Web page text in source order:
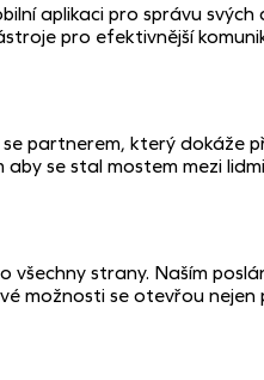
aplikaci pro správu
pro efektivnější
partnerem, který dokáže
se stal mostem mezi
všechny strany. Naším
možnosti se otevřou